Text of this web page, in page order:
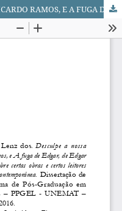
DESCULPE A NOSSA FALHA, DE RICARDO RAMOS, E A FUGA DE EDGAR, DE EDGAR J. HYDE: UM OLHAR SOBRE CERTAS OBRAS E CERTOS LEITORES DA LITERATURA JUVENIL CONTEMPORÂNEA